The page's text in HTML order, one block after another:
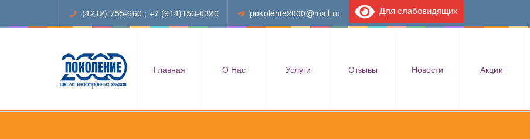
(4212) 755-660 ; +7 (914)153-0320 pokolenie2000@mail.ru Для слабовидящих
Главная О Нас Услуги Отзывы Новости Акции